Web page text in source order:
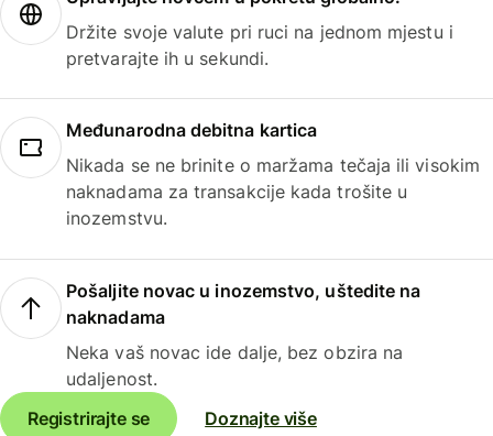
Držite svoje valute pri ruci na jednom mjestu i
pretvarajte ih u sekundi.
Međunarodna debitna kartica
Nikada se ne brinite o maržama tečaja ili visokim
naknadama za transakcije kada trošite u
inozemstvu.
Pošaljite novac u inozemstvo, uštedite na
naknadama
Neka vaš novac ide dalje, bez obzira na
udaljenost.
Registrirajte se
Doznajte više